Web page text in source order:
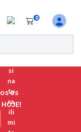
0
os